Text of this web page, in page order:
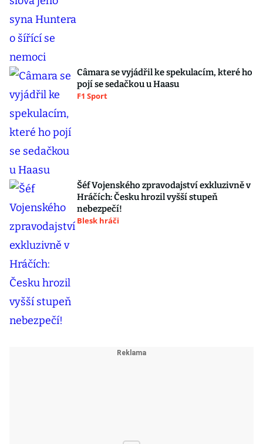
Câmara se vyjádřil ke spekulacím, které ho
pojí se sedačkou u Haasu
F1 Sport
Šéf Vojenského zpravodajství exkluzivně v
Hráčích: Česku hrozil vyšší stupeň
nebezpečí!
Blesk hráči